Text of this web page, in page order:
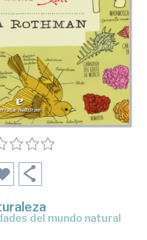
del mundo natural